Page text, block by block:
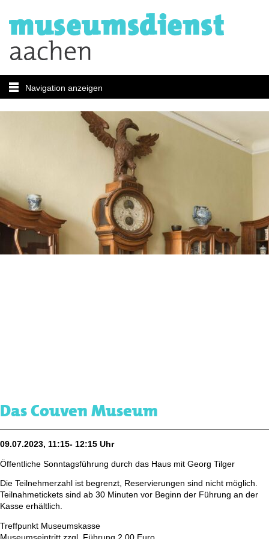
Navigation anzeigen
Das Couven Museum
09.07.2023, 11:15- 12:15 Uhr
Öffentliche Sonntagsführung durch das Haus mit Georg Tilger
Die Teilnehmerzahl ist begrenzt, Reservierungen sind nicht möglich.
Teilnahmetickets sind ab 30 Minuten vor Beginn der Führung an der
Kasse erhältlich.
Treffpunkt Museumskasse